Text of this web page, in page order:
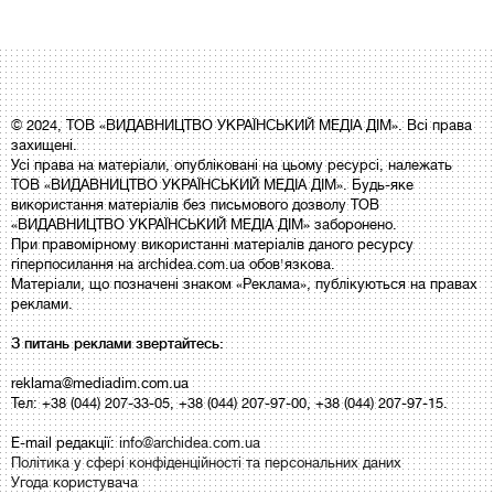
© 2024, ТОВ «ВИДАВНИЦТВО УКРАЇНСЬКИЙ МЕДІА ДІМ». Всі права
захищені.
Усі права на матеріали, опубліковані на цьому ресурсі, належать
ТОВ «ВИДАВНИЦТВО УКРАЇНСЬКИЙ МЕДІА ДІМ». Будь-яке
використання матеріалів без письмового дозволу ТОВ
«ВИДАВНИЦТВО УКРАЇНСЬКИЙ МЕДІА ДІМ» заборонено.
При правомірному використанні матеріалів даного ресурсу
гіперпосилання на archidea.com.ua обов'язкова.
Матеріали, що позначені знаком «Реклама», публікуються на правах
реклами.
З питань реклами звертайтесь:
reklama@mediadim.com.ua
Тел: +38 (044) 207-33-05, +38 (044) 207-97-00, +38 (044) 207-97-15.
E-mail редакції:info@archidea.com.ua
Політика у сфері конфіденційності та персональних даних
Угода користувача